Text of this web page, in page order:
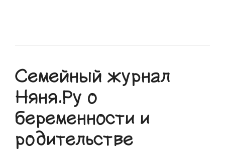
Семейный журнал
Няня.Ру о
беременности и
родительстве